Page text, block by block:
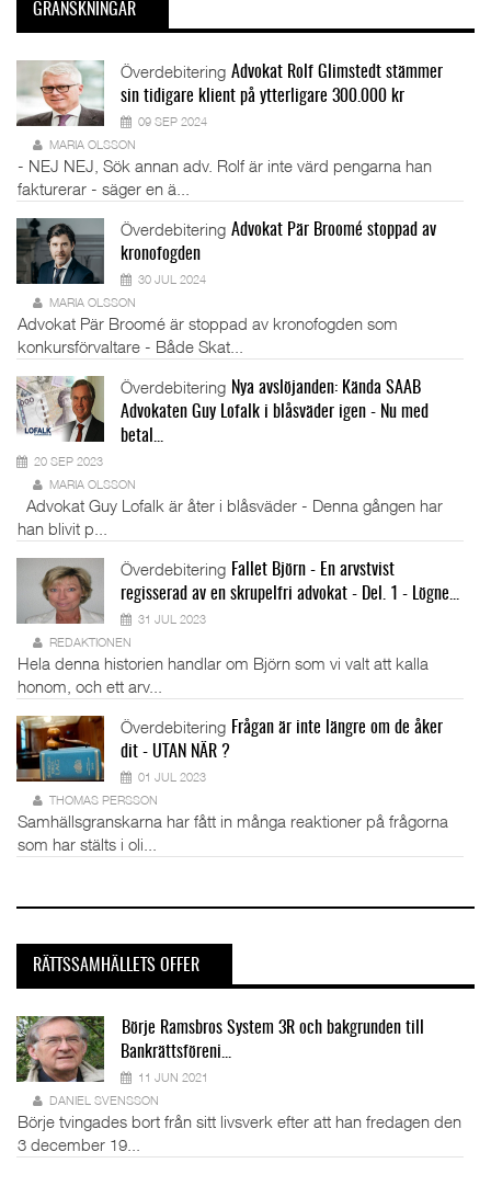
GRANSKNINGAR
Överdebitering Advokat Rolf Glimstedt stämmer
sin tidigare klient på ytterligare 300.000 kr
09 SEP 2024
MARIA OLSSON
- NEJ NEJ, Sök annan adv. Rolf är inte värd pengarna han
fakturerar - säger en ä...
Överdebitering Advokat Pär Broomé stoppad av
kronofogden
30 JUL 2024
MARIA OLSSON
Advokat Pär Broomé är stoppad av kronofogden som
konkursförvaltare - Både Skat...
Överdebitering Nya avslöjanden: Kända SAAB
Advokaten Guy Lofalk i blåsväder igen - Nu med
betal...
20 SEP 2023
MARIA OLSSON
Advokat Guy Lofalk är åter i blåsväder - Denna gången har
han blivit p...
Överdebitering Fallet Björn - En arvstvist
regisserad av en skrupelfri advokat - Del. 1 - Lögne...
31 JUL 2023
REDAKTIONEN
Hela denna historien handlar om Björn som vi valt att kalla
honom, och ett arv...
Överdebitering Frågan är inte längre om de åker
dit - UTAN NÄR ?
01 JUL 2023
THOMAS PERSSON
Samhällsgranskarna har fått in många reaktioner på frågorna
som har stälts i oli...
RÄTTSSAMHÄLLETS OFFER
Börje Ramsbros System 3R och bakgrunden till
Bankrättsföreni...
11 JUN 2021
DANIEL SVENSSON
Börje tvingades bort från sitt livsverk efter att han fredagen den
3 december 19...